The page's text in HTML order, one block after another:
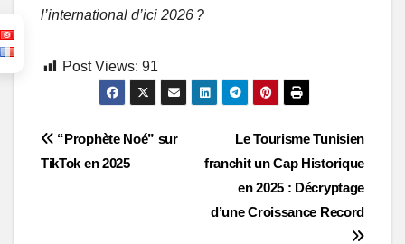
l’international d’ici 2026 ?
Post Views: 91
Post
Le Tourisme Tunisien
franchit un Cap Historique
en 2025 : Décryptage
d’une Croissance Record
“Prophète Noé” sur
TikTok en 2025